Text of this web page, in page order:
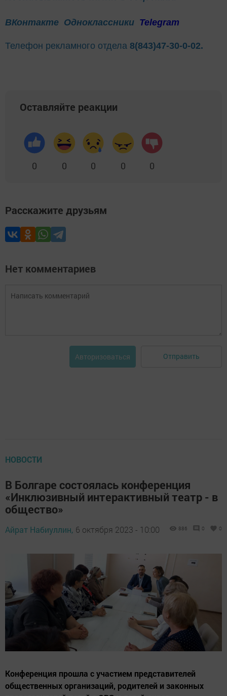
ВКонтакте Одноклассники Telegram
Телефон рекламного отдела 8(843)47-30-0-02.
Оставляйте реакции
0 0 0 0 0
Расскажите друзьям
Нет комментариев
Авторизоваться Отправить
НОВОСТИ
В Болгаре состоялась конференция
«Инклюзивный интерактивный театр - в
общество»
Айрат Набиуллин, 6 октября 2023 - 10:00 886 0 0
Конференция прошла с участием представителей
общественных организаций, родителей и законных